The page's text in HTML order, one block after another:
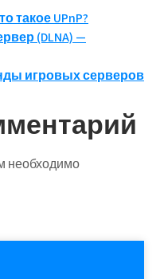
такое UPnP?
(DLNA) —
игровых серверов
необходимо